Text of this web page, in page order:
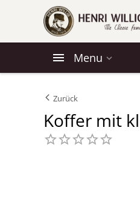
Menu
Zurück
Koffer mit